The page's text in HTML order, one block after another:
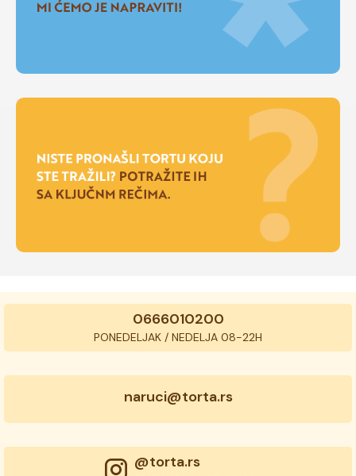
0666010200
PONEDELJAK / NEDELJA 08-22H
naruci@torta.rs
@torta.rs